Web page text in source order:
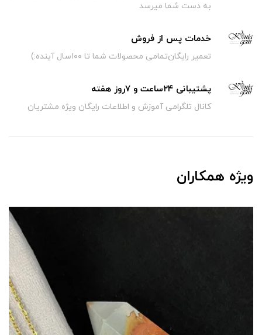
به دست شما میرسد
خدمات پس از فروش
تعمیر رایگان‌تمامی محصولات شما تا ۱۰۰سال آینده:)
پشتیبانی ۲۴ساعت و ۷روز هفته
کانال تلگرامی آموزش و اطلاعات رایگان ویژه مشتریان
ویژه همکاران